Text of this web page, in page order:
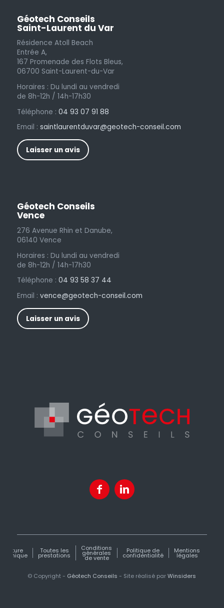
Géotech Conseils
Saint-Laurent du Var
Résidence Atoll Beach
Entrée A,
167 Promenade des Flots Bleus,
06700 Saint-Laurent-du-Var
Horaires : Du lundi au vendredi
de 8h-12h / 14h-17h30
Téléphone : 04 93 07 91 88
Email : saintlaurentduvar@geotech-conseil.com
Laisser un avis
Géotech Conseils
Vence
276 Avenue Rhin et Danube,
06140 Vence
Horaires : Du lundi au vendredi
de 8h-12h / 14h-17h30
Téléphone : 04 93 58 37 44
Email : vence@geotech-conseil.com
Laisser un avis
© Copyright - Géotech Conseils - Site réalisé parWinsiders
Toutes les
prestations
Conditions
générales
de vente
Politique de
confidentialité
Mentions
légales